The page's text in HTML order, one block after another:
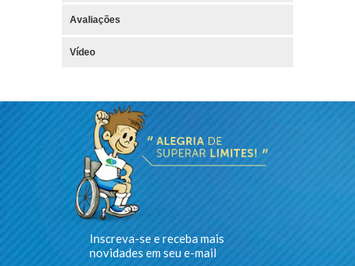
Avaliações
Vídeo
Inscreva-se e receba mais
novidades em seu e-mail